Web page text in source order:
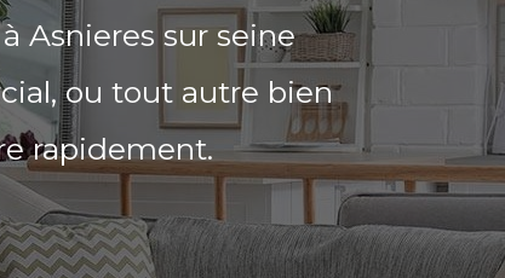
Asnieres sur seine
ou tout autre bien
rapidement.